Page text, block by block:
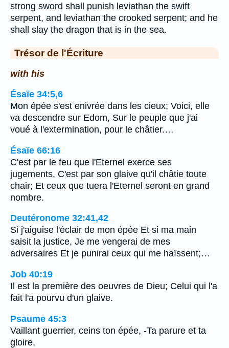
strong sword shall punish leviathan the swift
serpent, and leviathan the crooked serpent; and he
shall slay the dragon that is in the sea.
Trésor de l'Écriture
with his
Ésaïe 34:5,6
Mon épée s'est enivrée dans les cieux; Voici, elle
va descendre sur Edom, Sur le peuple que j'ai
voué à l'extermination, pour le châtier.…
Ésaïe 66:16
C'est par le feu que l'Eternel exerce ses
jugements, C'est par son glaive qu'il châtie toute
chair; Et ceux que tuera l'Eternel seront en grand
nombre.
Deutéronome 32:41,42
Si j'aiguise l'éclair de mon épée Et si ma main
saisit la justice, Je me vengerai de mes
adversaires Et je punirai ceux qui me haïssent;…
Job 40:19
Il est la première des oeuvres de Dieu; Celui qui l'a
fait l'a pourvu d'un glaive.
Psaume 45:3
Vaillant guerrier, ceins ton épée, -Ta parure et ta
gloire,